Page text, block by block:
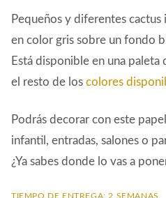
Pequeños y diferentes
en color gris sobre un fondo
Está disponible en una
el resto de los colores
Podrás decorar con este
infantil, entradas, salones o
¿Ya sabes donde lo vas a
TIEMPO DE ENTREGA: 2 SEMANAS